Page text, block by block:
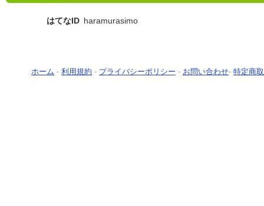
はてなID haramurasimo
ホーム - 利用規約 - プライバシーポリシー - お問い合わせ- 特定商